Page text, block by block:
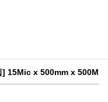
15Mic x 500mm x 500M